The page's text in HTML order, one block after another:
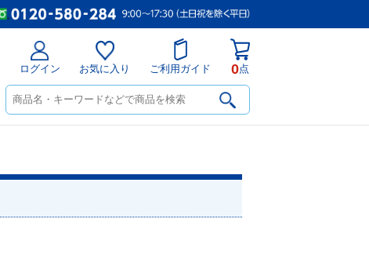
ログイン お気に入り ご利用ガイド 0点